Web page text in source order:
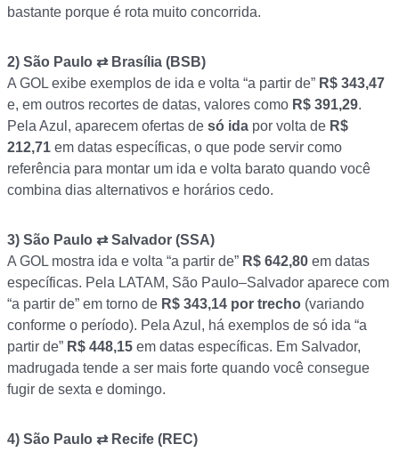
bastante porque é rota muito concorrida.
2) São Paulo ⇄ Brasília (BSB)
A GOL exibe exemplos de ida e volta “a partir de” R$ 343,47
e, em outros recortes de datas, valores como R$ 391,29.
Pela Azul, aparecem ofertas de só ida por volta de R$
212,71 em datas específicas, o que pode servir como
referência para montar um ida e volta barato quando você
combina dias alternativos e horários cedo.
3) São Paulo ⇄ Salvador (SSA)
A GOL mostra ida e volta “a partir de” R$ 642,80 em datas
específicas. Pela LATAM, São Paulo–Salvador aparece com
“a partir de” em torno de R$ 343,14 por trecho (variando
conforme o período). Pela Azul, há exemplos de só ida “a
partir de” R$ 448,15 em datas específicas. Em Salvador,
madrugada tende a ser mais forte quando você consegue
fugir de sexta e domingo.
4) São Paulo ⇄ Recife (REC)